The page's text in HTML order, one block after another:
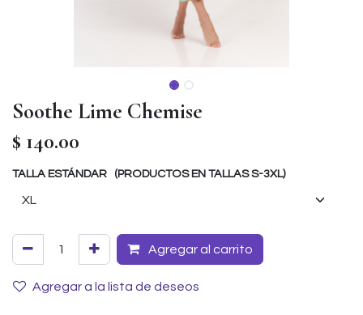
Soothe Lime Chemise
$ 140.00
TALLA ESTÁNDAR (PRODUCTOS EN TALLAS S-3XL)
Agregar al carrito
Agregar a la lista de deseos